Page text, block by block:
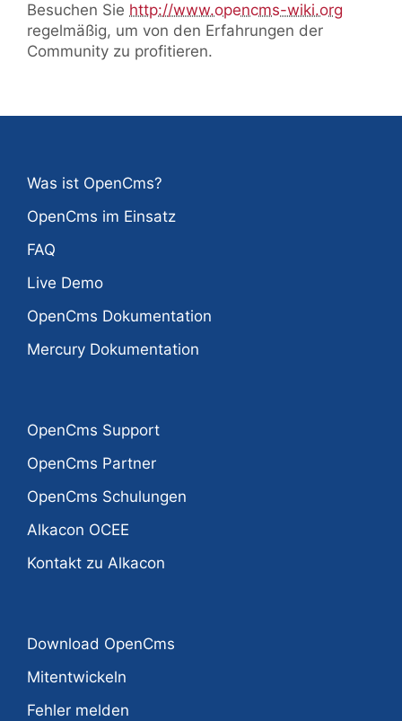
Besuchen Sie http://www.opencms-wiki.org
regelmäßig, um von den Erfahrungen der
Community zu profitieren.
Was ist OpenCms?
OpenCms im Einsatz
FAQ
Live Demo
OpenCms Dokumentation
Mercury Dokumentation
OpenCms Support
OpenCms Partner
OpenCms Schulungen
Alkacon OCEE
Kontakt zu Alkacon
Download OpenCms
Mitentwickeln
Fehler melden